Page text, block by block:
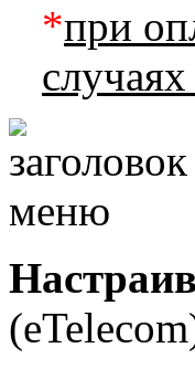
*при